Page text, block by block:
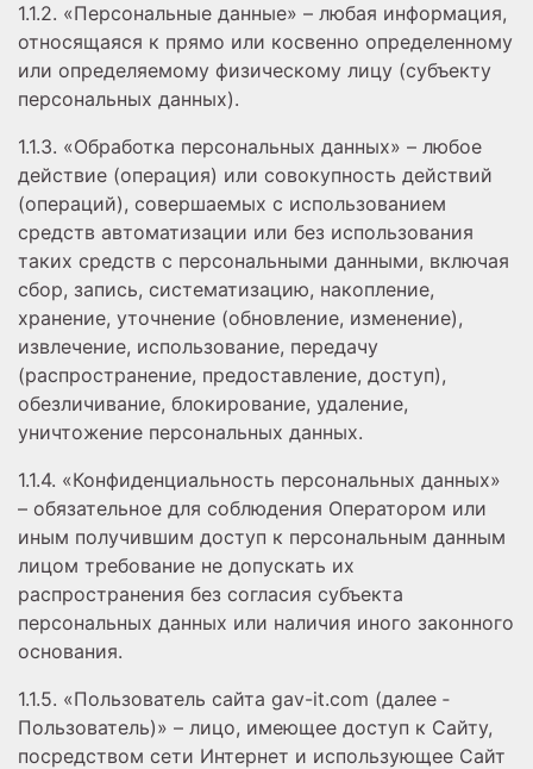
1.1.2. «Персональные данные» – любая информация,
относящаяся к прямо или косвенно определенному
или определяемому физическому лицу (субъекту
персональных данных).
1.1.3. «Обработка персональных данных» – любое
действие (операция) или совокупность действий
(операций), совершаемых с использованием
средств автоматизации или без использования
таких средств с персональными данными, включая
сбор, запись, систематизацию, накопление,
хранение, уточнение (обновление, изменение),
извлечение, использование, передачу
(распространение, предоставление, доступ),
обезличивание, блокирование, удаление,
уничтожение персональных данных.
1.1.4. «Конфиденциальность персональных данных»
– обязательное для соблюдения Оператором или
иным получившим доступ к персональным данным
лицом требование не допускать их
распространения без согласия субъекта
персональных данных или наличия иного законного
основания.
1.1.5. «Пользователь сайта gav-it.com (далее ‑
Пользователь)» – лицо, имеющее доступ к Сайту,
посредством сети Интернет и использующее Сайт